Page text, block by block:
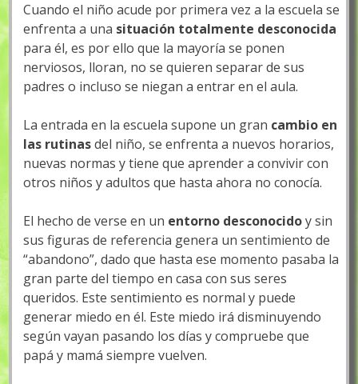
Cuando el niño acude por primera vez a la escuela se
enfrenta a una situación totalmente desconocida
para él, es por ello que la mayoría se ponen
nerviosos, lloran, no se quieren separar de sus
padres o incluso se niegan a entrar en el aula.
La entrada en la escuela supone un gran cambio en
las rutinasdel niño, se enfrenta a nuevos horarios,
nuevas normas y tiene que aprender a convivir con
otros niños y adultos que hasta ahora no conocía.
El hecho de verse en un entorno desconocidoy sin
sus figuras de referencia genera un sentimiento de
“abandono”, dado que hasta ese momento pasaba la
gran parte del tiempo en casa con sus seres
queridos. Este sentimiento es normal y puede
generar miedo en él. Este miedo irá disminuyendo
según vayan pasando los días y compruebe que
papá y mamá siempre vuelven.